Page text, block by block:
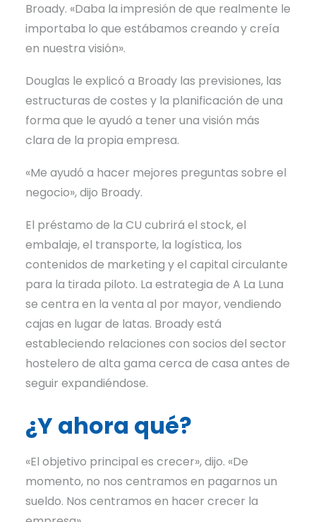
Broady. «Daba la impresión de que realmente le
importaba lo que estábamos creando y creía
en nuestra visión».
Douglas le explicó a Broady las previsiones, las
estructuras de costes y la planificación de una
forma que le ayudó a tener una visión más
clara de la propia empresa.
«Me ayudó a hacer mejores preguntas sobre el
negocio», dijo Broady.
El préstamo de la CU cubrirá el stock, el
embalaje, el transporte, la logística, los
contenidos de marketing y el capital circulante
para la tirada piloto. La estrategia de A La Luna
se centra en la venta al por mayor, vendiendo
cajas en lugar de latas. Broady está
estableciendo relaciones con socios del sector
hostelero de alta gama cerca de casa antes de
seguir expandiéndose.
¿Y ahora qué?
«El objetivo principal es crecer», dijo. «De
momento, no nos centramos en pagarnos un
sueldo. Nos centramos en hacer crecer la